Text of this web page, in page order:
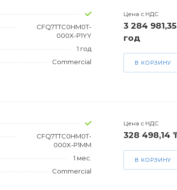
CFQ7TTC0HM0T-
000X-P1YY
1 год
Commercial
Цена с НДС
3 284
год
В КОРЗИНУ
CFQ7TTC0HM0T-
000X-P1MM
1 мес.
Commercial
Цена с НДС
328 498,14
В КОРЗИНУ